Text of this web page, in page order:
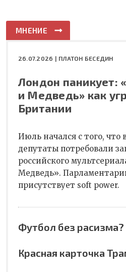
МНЕНИЕ
26.07.2026 | ПЛАТОН БЕСЕДИН
Лондон паникует:
и Медведь» как
Британии
Июль начался с того, что
депутаты потребовали
российского
Медведь».
присутствует soft power.
Футбол без расизма?
Красная карточка